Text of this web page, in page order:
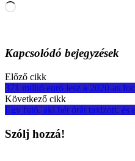
Loading…
Kapcsolódó bejegyzések
Post
navigation
Előző cikk
371 millió euró lesz a 2020-as
Következő cikk
Egy futó, aki hét órát taxizott, és
Szólj hozzá!